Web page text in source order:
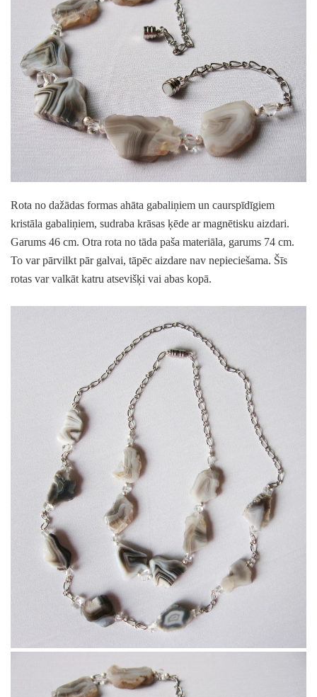
Rota no dažādas formas ahāta gabaliņiem un caurspīdīgiem
kristāla gabaliņiem, sudraba krāsas ķēde ar magnētisku aizdari.
Garums 46 cm. Otra rota no tāda paša materiāla, garums 74 cm.
To var pārvilkt pār galvai, tāpēc aizdare nav nepieciešama. Šīs
rotas var valkāt katru atsevišķi vai abas kopā.